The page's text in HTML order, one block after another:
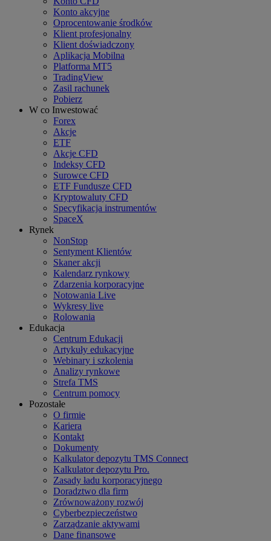
Konto akcyjne
Oprocentowanie środków
Klient profesjonalny
Klient doświadczony
Aplikacja Mobilna
Platforma MT5
TradingView
Zasil rachunek
Pobierz
W co Inwestować
Forex
Akcje
ETF
Akcje CFD
Indeksy CFD
Surowce CFD
ETF Fundusze CFD
Kryptowaluty CFD
Specyfikacja instrumentów
SpaceX
Rynek
NonStop
Sentyment Klientów
Skaner akcji
Kalendarz rynkowy
Zdarzenia korporacyjne
Notowania Live
Wykresy live
Rolowania
Edukacja
Centrum Edukacji
Artykuły edukacyjne
Webinary i szkolenia
Analizy rynkowe
Strefa TMS
Centrum pomocy
Pozostałe
O firmie
Kariera
Kontakt
Dokumenty
Kalkulator depozytu TMS Connect
Kalkulator depozytu Pro.
Zasady ładu korporacyjnego
Doradztwo dla firm
Zrównoważony rozwój
Cyberbezpieczeństwo
Zarządzanie aktywami
Dane finansowe